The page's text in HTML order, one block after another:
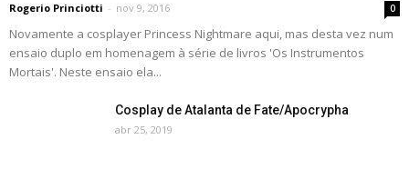
Rogerio Princiotti - nov 9, 2016 0
Novamente a cosplayer Princess Nightmare aqui, mas desta vez num
ensaio duplo em homenagem à série de livros 'Os Instrumentos
Mortais'. Neste ensaio ela...
Cosplay de Atalanta de Fate/Apocrypha
abr 25, 2019